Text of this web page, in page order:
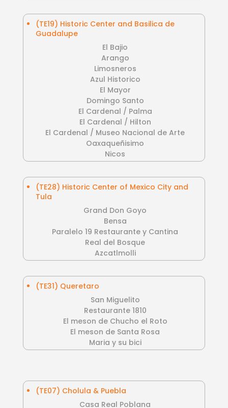
(TE19) Historic Center and Basilica de
Guadalupe
El Bajio
Arango
Limosneros
Azul Historico
El Mayor
Domingo Santo
El Cardenal / Palma
El Cardenal / Hilton
El Cardenal / Museo Nacional de Arte
Oaxaqueñisimo
Nicos
(TE28) Historic Center of Mexico City and
Tula
Grand Don Goyo
Bensa
Paralelo 19 Restaurante y Cantina
Real del Bosque
Azcatlmolli
(TE31) Queretaro
San Miguelito
Restaurante 1810
El meson de Chucho el Roto
El meson de Santa Rosa
Maria y su bici
(TE07) Cholula & Puebla
Casa Real Poblana